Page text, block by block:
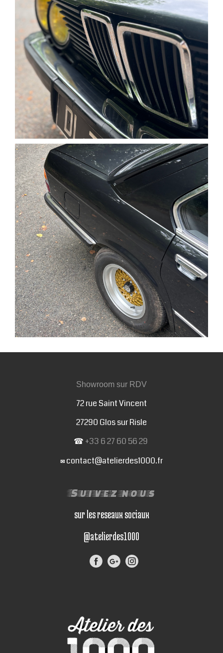
Showroom sur RDV
72 rue Saint Vincent
27290 Glos sur Risle
☎ +33 6 27 60 56 29
✉ contact@atelierdes1000.fr
Suivez nous
sur les reseaux sociaux
@atelierdes1000